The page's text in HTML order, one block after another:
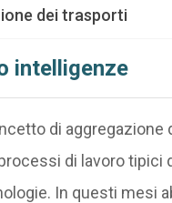
dei trasporti
intelligenze
di
di lavoro tipici
In questi mesi